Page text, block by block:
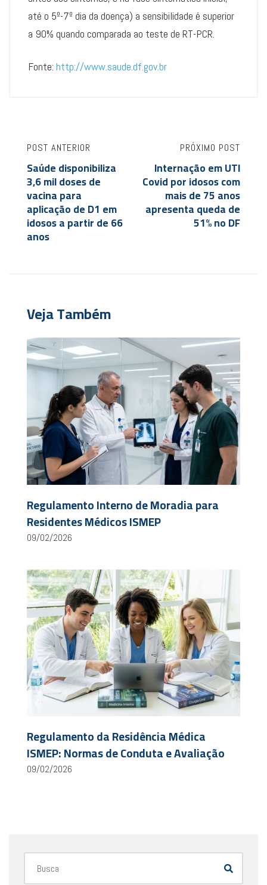
até o 5º-7º dia da doença) a sensibilidade é superior
a 90% quando comparada ao teste de RT-PCR.
Fonte: http://www.saude.df.gov.br
POST ANTERIOR
Saúde disponibiliza
3,6 mil doses de
vacina para
aplicação de D1 em
idosos a partir de 66
anos
PRÓXIMO POST
Internação em UTI
Covid por idosos com
mais de 75 anos
apresenta queda de
51% no DF
Veja Também
Regulamento Interno de Moradia para
Residentes Médicos ISMEP
09/02/2026
Regulamento da Residência Médica
ISMEP: Normas de Conduta e Avaliação
09/02/2026